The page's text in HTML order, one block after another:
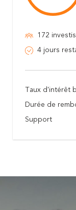
172
4 jours
Taux d'intérêt
Durée de
Support